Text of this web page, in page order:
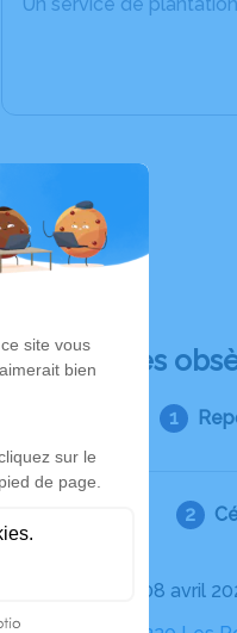
Déroulé des
Le mardi 08 avril